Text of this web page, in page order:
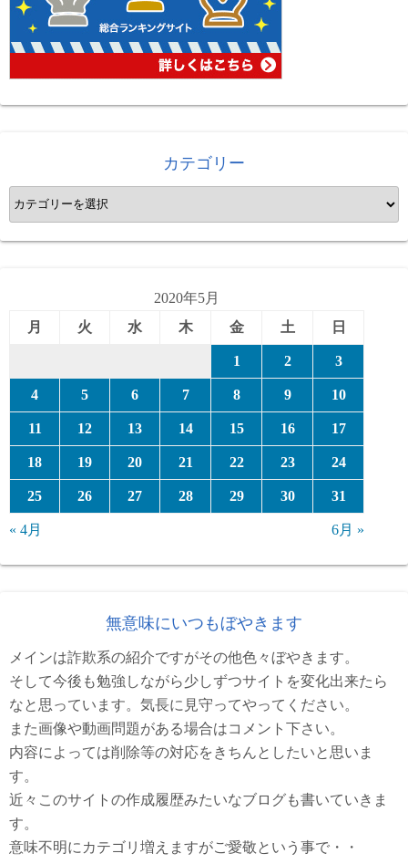
カテゴリー
カ
テ
ゴ
2020年5月
月
火 水 木 金 土 日
1 2 3
4 5 6 7 8 9 10
11 12 13 14 15 16 17
18 19 20 21 22 23 24
25 26 27 28 29 30 31
« 4月 6月 »
無意味にいつもぼやきます
メインは詐欺系の紹介ですがその他色々ぼやきます。
そして今後も勉強しながら少しずつサイトを変化出来たら
なと思っています。気長に見守ってやってください。
また画像や動画問題がある場合はコメント下さい。
内容によっては削除等の対応をきちんとしたいと思いま
す。
近々このサイトの作成履歴みたいなブログも書いていきま
す。
意味不明にカテゴリ増えますがご愛敬という事で・・